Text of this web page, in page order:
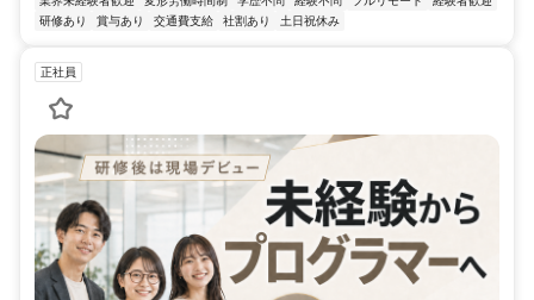
研修あり
賞与あり 交通費支給 社割あり 土日祝休み
正社員